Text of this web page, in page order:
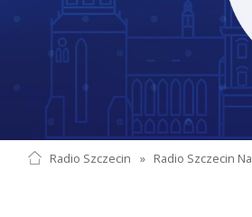
Radio Szczecin » Radio Szczecin